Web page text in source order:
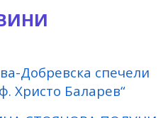
Добревска спечели
Христо Баларев“